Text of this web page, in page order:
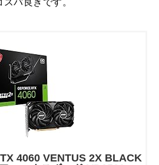
パ良きです。
4060 VENTUS 2X BLACK